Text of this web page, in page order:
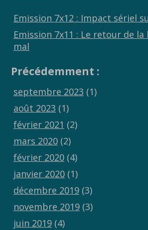
Emission 7x12 : Impact sériel
Emission 7x11 : Le retour de
mal
Précédemment :
septembre 2023 (1)
août 2023 (1)
février 2021 (2)
mars 2020(2)
février 2020(4)
janvier 2020(1)
décembre 2019(3)
novembre 2019(3)
juin 2019(4)